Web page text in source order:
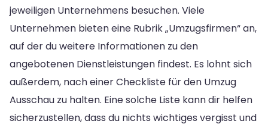
jeweiligen Unternehmens besuchen. Viele
Unternehmen bieten eine Rubrik „Umzugsfirmen“ an,
auf der du weitere Informationen zu den
angebotenen Dienstleistungen findest. Es lohnt sich
außerdem, nach einer Checkliste für den Umzug
Ausschau zu halten. Eine solche Liste kann dir helfen
sicherzustellen, dass du nichts wichtiges vergisst und